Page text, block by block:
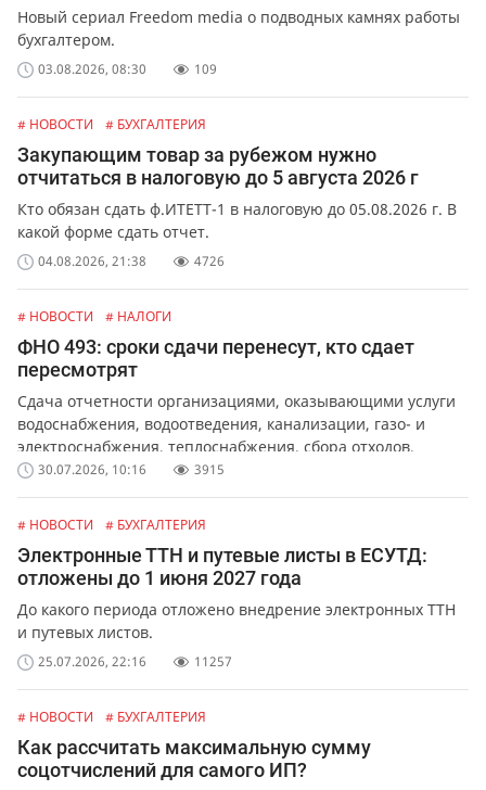
Новый сериал Freedom media о подводных камнях работы
бухгалтером.
03.08.2026, 08:30 109
# НОВОСТИ # БУХГАЛТЕРИЯ
Закупающим товар за рубежом нужно
отчитаться в налоговую до 5 августа 2026 г
Кто обязан сдать ф.ИТЕТТ-1 в налоговую до 05.08.2026 г. В
какой форме сдать отчет.
04.08.2026, 21:38 4726
# НОВОСТИ # НАЛОГИ
ФНО 493: сроки сдачи перенесут, кто сдает
пересмотрят
Сдача отчетности организациями, оказывающими услуги
водоснабжения, водоотведения, канализации, газо- и
электроснабжения, теплоснабжения, сбора отходов,
обслуживания лифтов и перевозок.
30.07.2026, 10:16 3915
# НОВОСТИ # БУХГАЛТЕРИЯ
Электронные ТТН и путевые листы в ЕСУТД:
отложены до 1 июня 2027 года
До какого периода отложено внедрение электронных ТТН
и путевых листов.
25.07.2026, 22:16 11257
# НОВОСТИ # БУХГАЛТЕРИЯ
Как рассчитать максимальную сумму
соцотчислений для самого ИП?